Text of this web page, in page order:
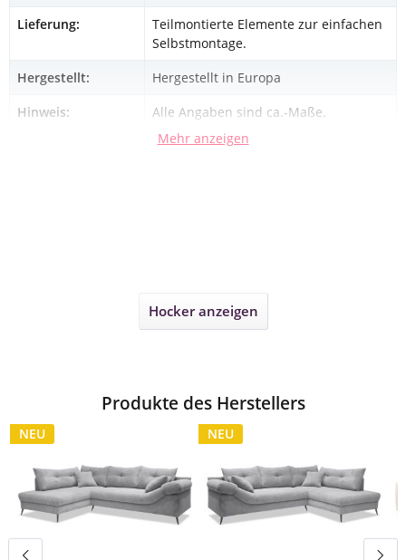
Lieferung:
Teilmontierte Elemente zur einfachen
Selbstmontage.
Hergestellt:
Hergestellt in Europa
Hinweis:
Alle Angaben sind ca.-Maße.
Mehr anzeigen
Hocker anzeigen
Produkte des Herstellers
NEU NEU